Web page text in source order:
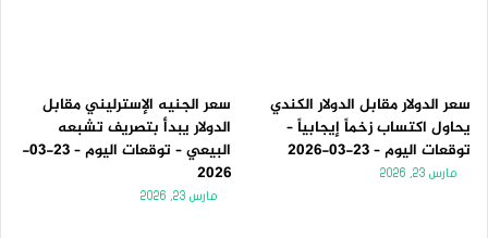
سعر الدولار مقابل الدولار الكندي
يحاول اكتساب زخماً إيجابياً –
توقعات اليوم – 23-03-2026
مارس 23, 2026
سعر الجنيه الإسترليني مقابل
الدولار يبدأ بتصريف تشبعه
البيعي – توقعات اليوم – 23-03-
2026
مارس 23, 2026